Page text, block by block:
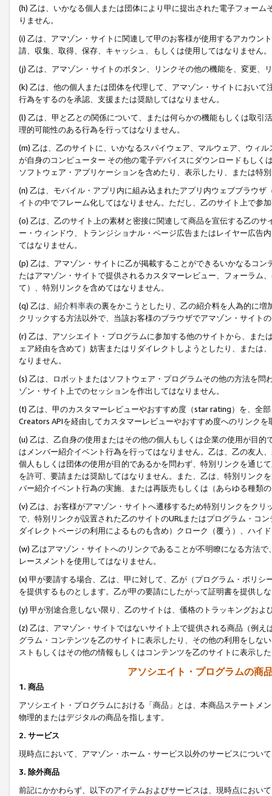
(h) 乙は、いかなる個人または団体により甲に提出された電子フォー
りません。
(i) 乙は、アマゾン・サイトに関連して甲のお客様が使用するアカウン
請、収集、取得、保存、キャッシュ、もしくは使用してはなりません。
(j) 乙は、アマゾン・サイトのボタン、リンクその他の機能を、変更、
(k) 乙は、他の個人または団体を代理して、アマゾン・サイトにおい
行為をするのを承認、支援または奨励してはなりません。
(l) 乙は、甲と乙との関係について、または何らかの機能もしくは取
理的可能性のある行為を行ってはなりません。
(m) 乙は、乙のサイトに、いかなるスパイウェア、マルウェア、ウィ
が自身のコンピューター その他の電子デバイスにダウンロードもし
ソフトウェア・アプリケーションを含めたり、表示したり、または特
(n) 乙は、モバイル・アプリ内に組み込まれたアプリ内ウェブブラウ
イトの中でフレーム化してはなりません。ただし、乙のサイト上で参
(o) 乙は、乙のサイト上の素材と密接に関連して商品を宣伝する乙の
ー・ウィンドウ、トランジショナル・ページ広告またはレイヤー広告
てはなりません。
(p) 乙は、アマゾン・サイトに乙が掲載することができるいかなるコ
たはアマゾン・サイトで提供されるカスタマーレビュー、フォーラム
て）、特別リンクを含めてはなりません。
(q) 乙は、 紹介料率表の裏をかこうとしたり、乙の紹介料を人為的に
クリックする方法以外で、当該お客様のブラウザでアマゾン・サイト
(r) 乙は、アソシエイト・プログラムに参加する他のサイトから、ま
ェア経由を含めて）妨害またはリダイレクトしようとしたり、または
なりません。
(s) 乙は、ロボットまたはソフトウェア・プログラムその他の方法を
ゾン・サイト上でのセッションを作出してはなりません。
(t) 乙は、甲のカスタマーレビューやおすすめ度（star rating）を、全
Creators APIを経由してカスタマーレビューやおすすめ度へのリンクを
(u) 乙は、乙自身の使用またはその他の個人もしくは企業の使用が目
はメンバー紹介イベント行為を行ってはなりません。乙は、乙の友人
個人もしくは団体の使用が目的であるかを問わず、特別リンクを通じ
を許可、要請または奨励してはなりません。また、乙は、特別リンク
バー紹介イベント行為の実施、または再販売もしくは（あらゆる種類
(v) 乙は、お客様がアマゾン・サイトへ遷移するため特別リンクをク
で、特別リンクが設置された乙のサイトのURLまたはプログラム・コ
ダイレクトページの利用によるものも含め）クローク（覆う）、ハイ
(w) 乙はアマゾン・サイトへのリンクであることが不明瞭になる方法
レースメントを使用してはなりません。
(x) 甲が要請する場合、乙は、甲に対して、乙が（プログラム・ポリ
を提供するものとします。乙が甲の要請にしたがって証明書を提供し
(y) 甲が別途合意しない限り、乙のサイトは、価格のトラッキングお
(z) 乙は、アマゾン・サイトではないサイト上で提供される商品（例
グラム・コンテンツを乙のサイトに表示したり、その他の利用をしな
ストもしくはその他の情報もしくはコンテンツを乙のサイトに表示し
アソシエイト・プログラムの商
1. 商品
アソシエイト・プログラムにおける「商品」とは、本商品ステートメ
物理的またはデジタルの商品を指します。
2. サービス
現時点において、アマゾン・ホーム・サービス以外のサービスについ
3. 除外商品
前記にかかわらず、以下のアイテムおよびサービスは、現時点におい